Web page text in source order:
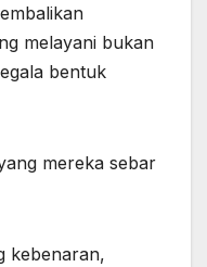
melayani bukan
bentuk
mereka sebar
kebenaran,